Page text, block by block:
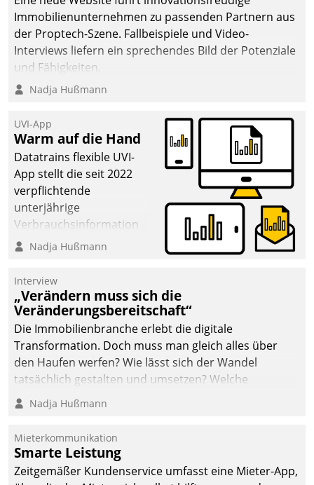
Immobilienunternehmen zu passenden Partnern aus
der Proptech-Szene. Fallbeispiele und Video-
Interviews liefern ein sprechendes Bild der Potenziale
und Fähigkeiten.
Nadja Hußmann
UVI-App
Warm auf die Hand
Datatrains flexible UVI-
App stellt die seit 2022
verpflichtende
unterjährige
Verbrauchsinformation
schnell, zuverlässig und
Die monatlichen
Mitteilungen zum
Heizungs- und
Wasserverbrauch gehen
automatisiert, vollständig
und auf Wunsch über
mehrere zuvor
Kommunikationswege bei
Nadja Hußmann
Interview
„Verändern muss sich die
Veränderungsbereitschaft“
Die Immobilienbranche erlebt die digitale
Transformation. Doch muss man gleich alles über
den Haufen werfen? Wie lässt sich der Wandel
tatsächlich gestalten und umsetzen? Welche
Argumente zählen wirklich?
Nadja Hußmann
Mieterkommunikation
Smarte Leistung
Zeitgemäßer Kundenservice umfasst eine Mieter-App,